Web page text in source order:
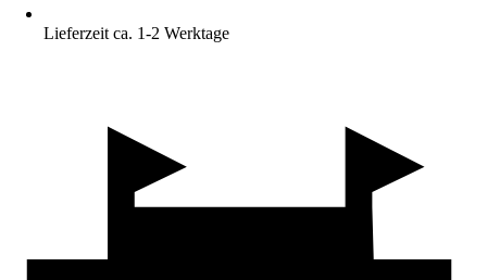
Lieferzeit ca. 1-2 Werktage